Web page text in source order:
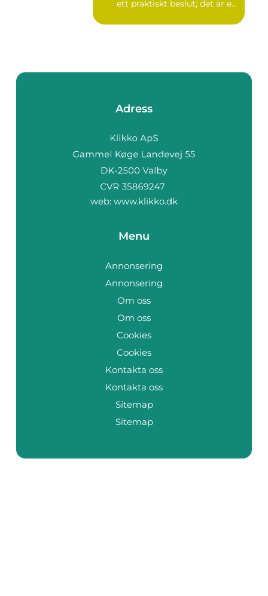
ett praktiskt beslut; det är e...
Adress
web: www.klikko.dk
Menu
Annonsering
Annonsering
Om oss
Om oss
Cookies
Cookies
Kontakta oss
Kontakta oss
Sitemap
Sitemap